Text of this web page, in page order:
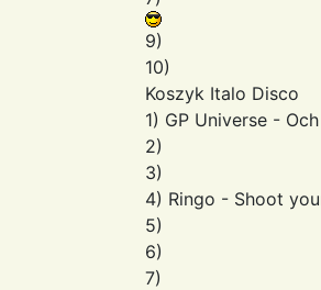
9)
10)
Koszyk Italo Disco
1) GP Universe -
2)
3)
4) Ringo - Shoot
5)
6)
7)